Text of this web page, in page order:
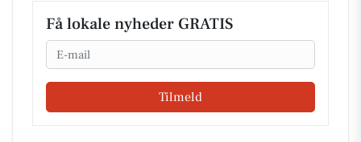
Få lokale nyheder GRATIS
Email
Tilmeld